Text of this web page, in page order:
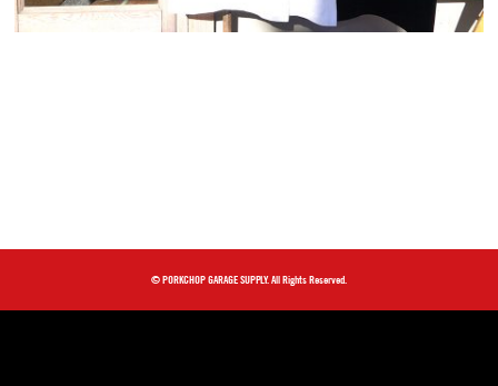
© PORKCHOP GARAGE SUPPLY. All Rights Reserved.